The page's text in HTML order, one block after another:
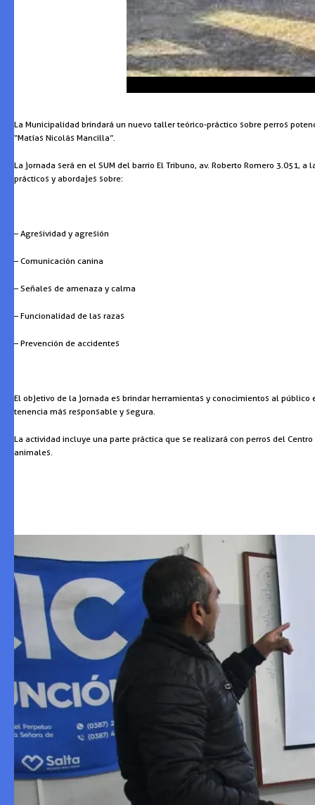
La Municipalidad brindará un nuevo taller teórico-práctico sobre perros
“Matías Nicolás Mancilla”.
La jornada será en el SUM del barrio El Tribuno, av. Roberto Romero 3.051,
prácticos y abordajes sobre:
– Agresividad y agresión
– Comunicación canina
– Señales de amenaza y calma
– Funcionalidad de las razas
– Prevención de accidentes
El objetivo de la jornada es brindar herramientas y conocimientos al
tenencia más responsable y segura.
La actividad incluye una parte práctica que se realizará con perros del
animales.